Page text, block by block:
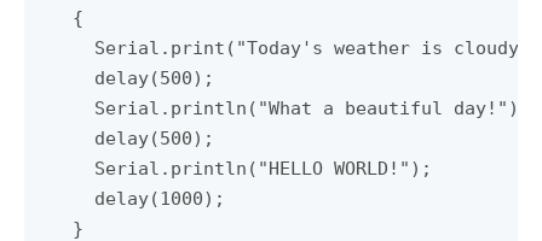
{
Serial.print("Today's weather is cloudy.
  delay(500);
  Serial.println("What a beautiful day!");
  delay(500);
  Serial.println("HELLO WORLD!");
  delay(1000);
}